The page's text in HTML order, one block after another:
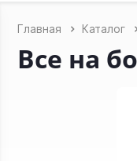
Главная Каталог
Все на